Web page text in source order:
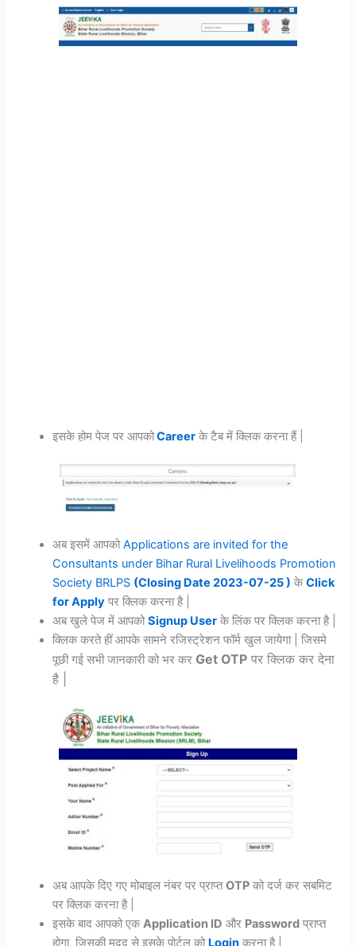
इसके होम पेज पर आपकोCareer के टैब में क्लिक करना हैं |
अब इसमें आपकोApplications are invited for the
Consultants under Bihar Rural Livelihoods Promotion
Society BRLPS (Closing Date 2023-07-25 ) केClick
for Apply पर क्लिक करना है |
अब खुले पेज में आपकोSignup User के लिंक पर क्लिक करना है |
क्लिक करते हीं आपके सामने रजिस्ट्रेशन फॉर्म खुल जायेगा | जिसमे
पूछी गई सभी जानकारी को भर कर Get OTP पर क्लिक कर देना
है |
अब आपके दिए गए मोबाइल नंबर पर प्राप्तOTP को दर्ज कर सबमिट
पर क्लिक करना है |
इसके बाद आपको एकApplication ID और Password प्राप्त
होगा, जिसकी मदद से इसके पोर्टल को Login करना है |